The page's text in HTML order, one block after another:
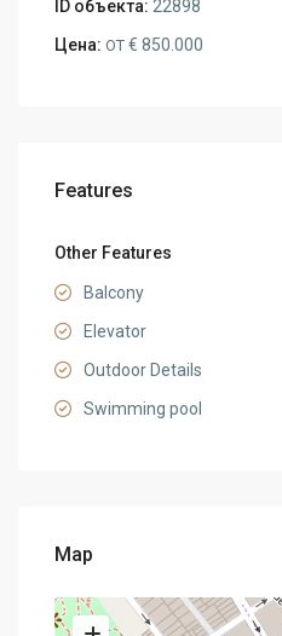
ID объекта: 22898
Цена: ОТ € 850.000
Features
Other Features
Balcony
Elevator
Outdoor Details
Swimming pool
Map